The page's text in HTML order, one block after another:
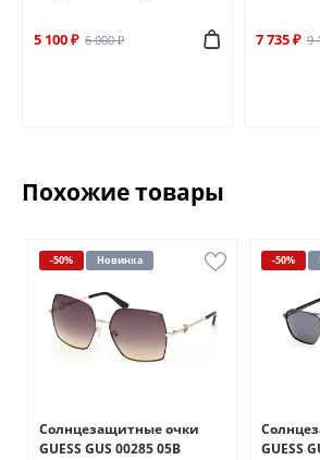
5 100 ₽ 6 000 ₽ 7 735 ₽ 9
Похожие товары
-50% Новинка
Солнцезащитные очки
GUESS GUS 00285 05B
-50%
GUESS